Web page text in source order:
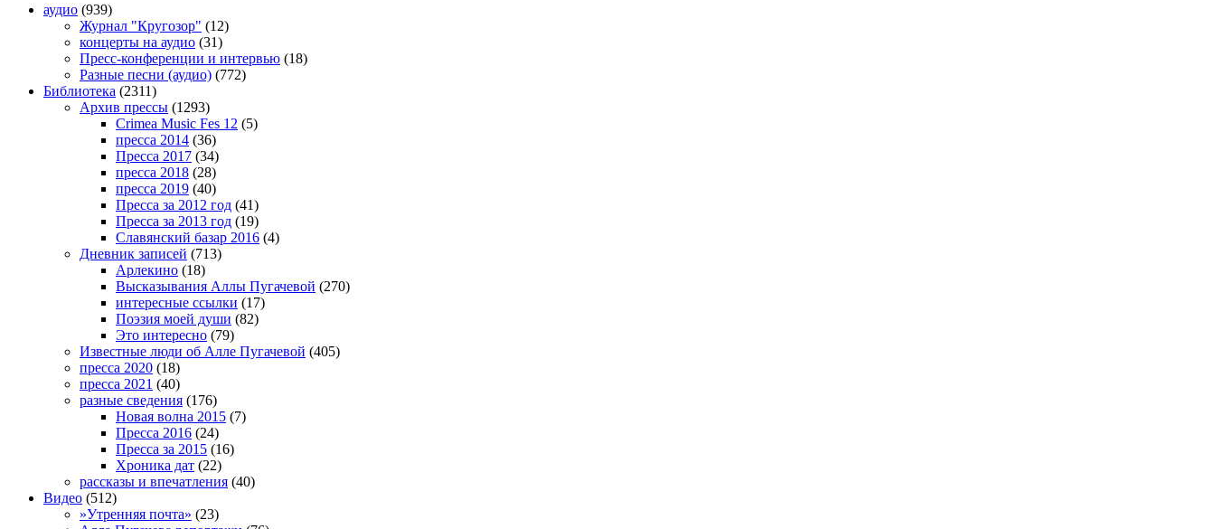
аудио (939)
Журнал "Кругозор" (12)
концерты на аудио (31)
Пресс-конференции и интервью (18)
Разные песни (аудио) (772)
Библиотека (2311)
Архив прессы (1293)
Crimea Music Fes 12 (5)
пресса 2014 (36)
Пресса 2017 (34)
пресса 2018 (28)
пресса 2019 (40)
Пресса за 2012 год (41)
Пресса за 2013 год (19)
Славянский базар 2016 (4)
Дневник записей (713)
Арлекино (18)
Высказывания Аллы Пугачевой (270)
интересные ссылки (17)
Поэзия моей души (82)
Это интересно (79)
Известные люди об Алле Пугачевой (405)
пресса 2020 (18)
пресса 2021 (40)
разные сведения (176)
Новая волна 2015 (7)
Пресса 2016 (24)
Пресса за 2015 (16)
Хроника дат (22)
рассказы и впечатления (40)
Видео (512)
»Утренняя почта» (23)